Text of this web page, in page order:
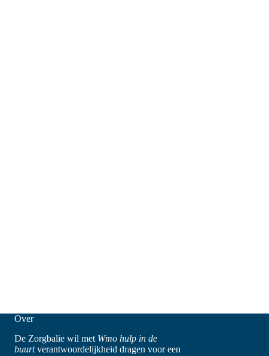
Over
De Zorgbalie wil met Wmo hulp in de
buurtverantwoordelijkheid dragen voor een